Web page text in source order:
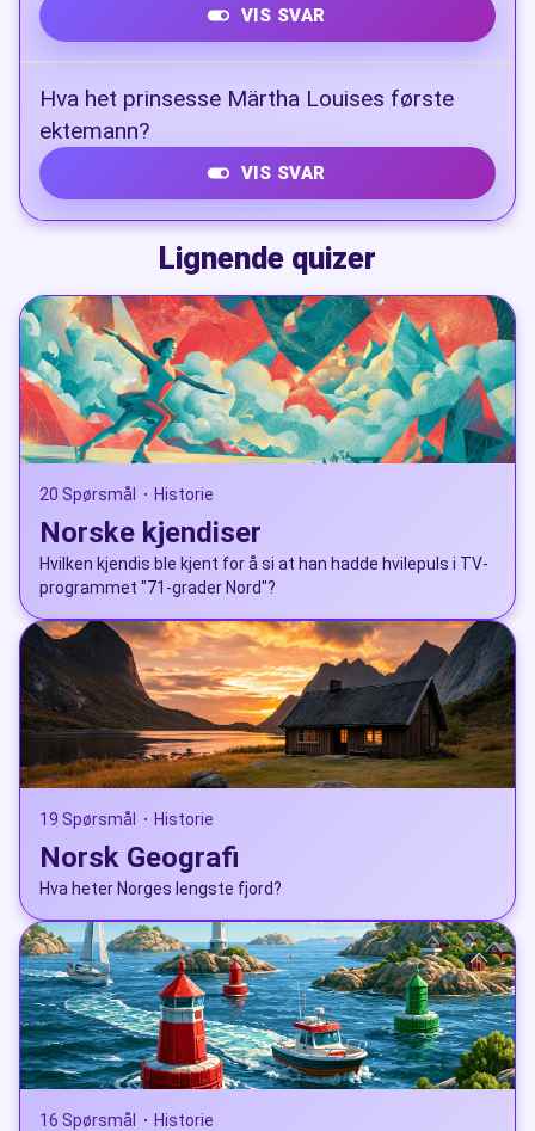
VIS SVAR
Skjold leir i Målselv kommune
Hva het prinsesse Märtha Louises første
ektemann?
VIS SVAR
Ari Behn
Lignende quizer
20 Spørsmål • Historie
Norske kjendiser
Hvilken kjendis ble kjent for å si at han hadde hvilepuls i TV-
programmet "71-grader Nord"?
19 Spørsmål • Historie
Norsk Geografi
Hva heter Norges lengste fjord?
16 Spørsmål • Historie